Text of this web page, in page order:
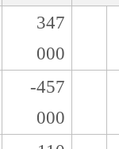
347
000
-457
000